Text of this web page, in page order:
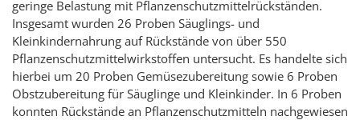
geringe Belastung mit Pflanzenschutzmittelrückständen.
Insgesamt wurden 26 Proben Säuglings- und
Kleinkindernahrung auf Rückstände von über 550
Pflanzenschutzmittelwirkstoffen untersucht. Es handelte sich
hierbei um 20 Proben Gemüsezubereitung sowie 6 Proben
Obstzubereitung für Säuglinge und Kleinkinder. In 6 Proben
konnten Rückstände an Pflanzenschutzmitteln nachgewiesen